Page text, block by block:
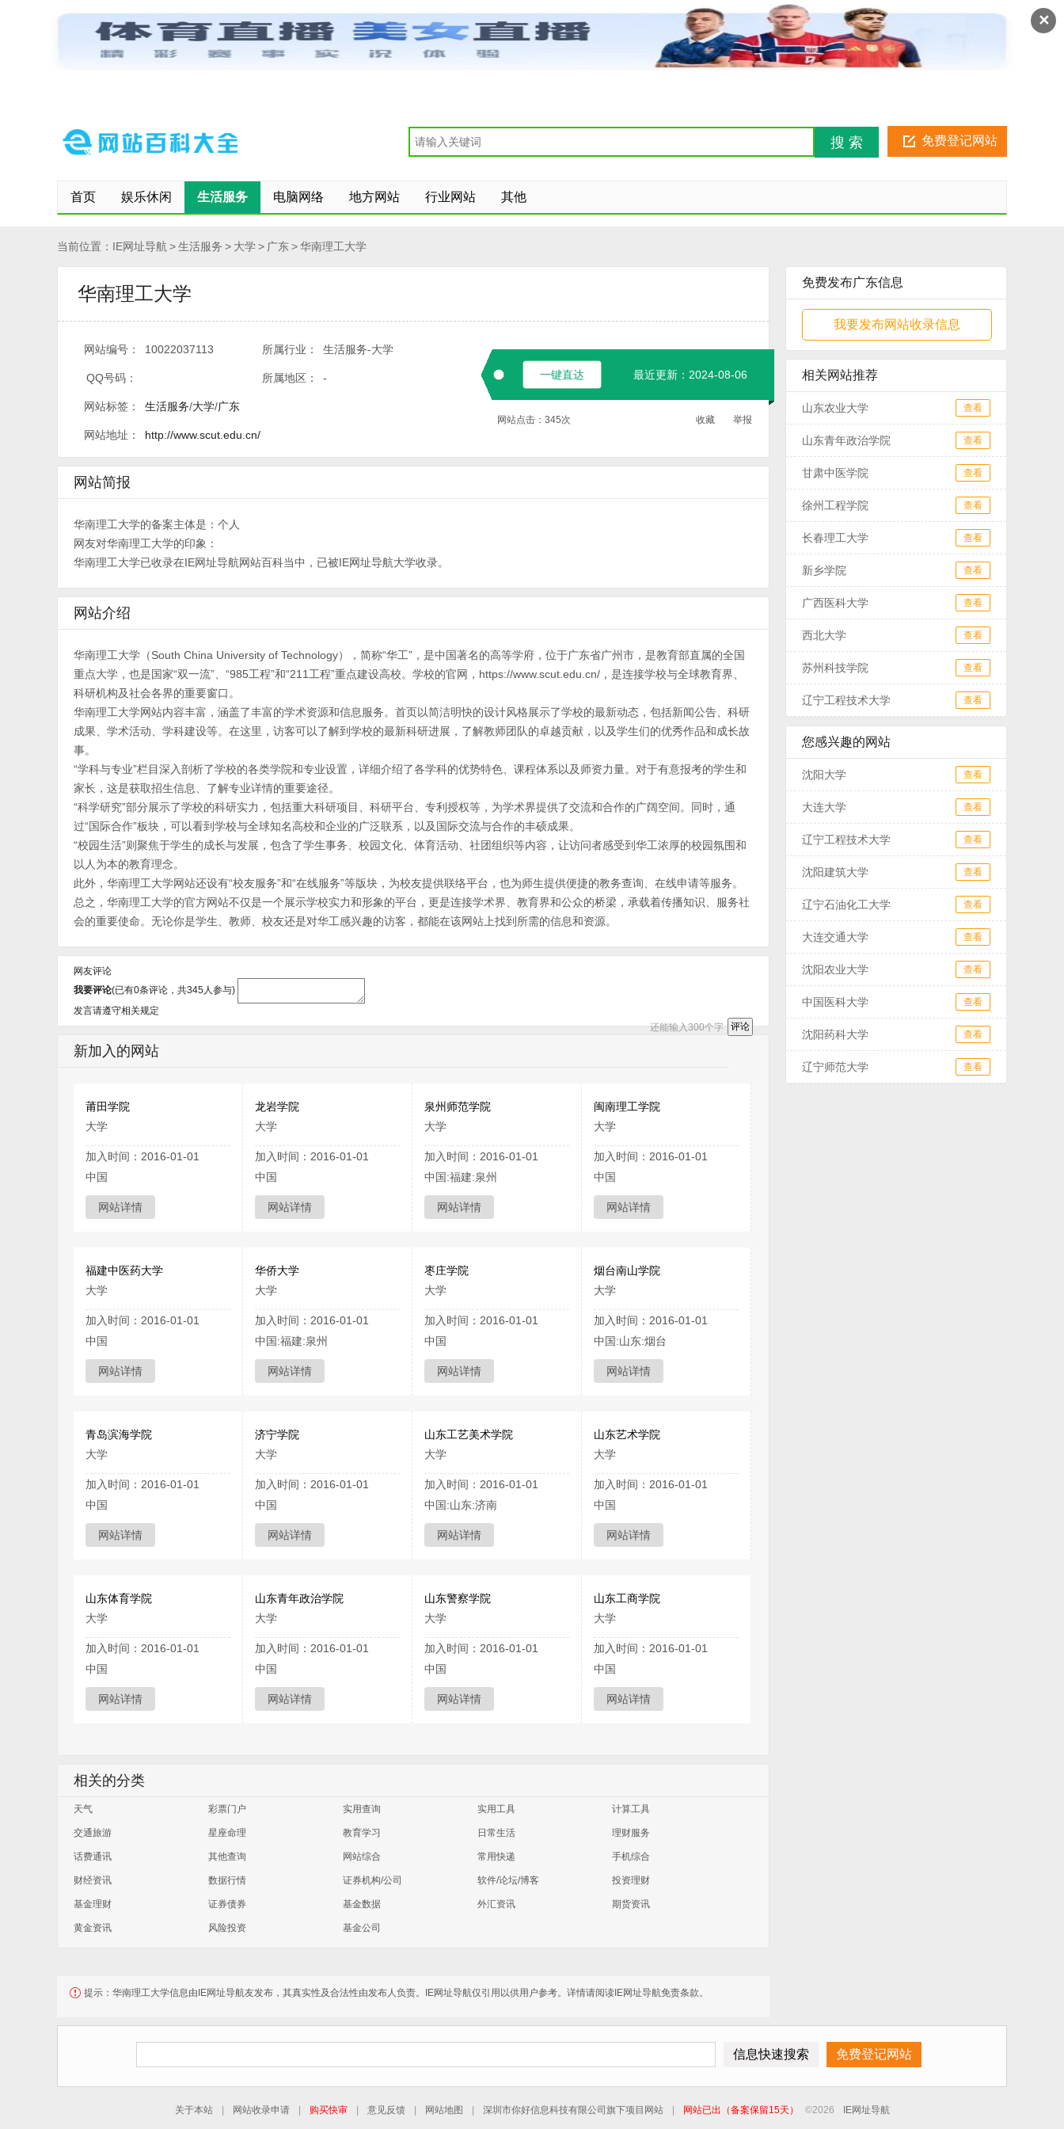
✕
网站首页 保存到桌面 快速登记网站 修改/删除信息 注册 登录 金币俱乐部
免费登记网站
搜 索
首页 娱乐休闲 生活服务 电脑网络 地方网站 行业网站 其他
当前位置： IE网址导航 >生活服务 > 大学> 广东>华南理工大学
华南理工大学
网站编号： 10022037113 所属行业： 生活服务-大学
QQ号码： 所属地区： -
网站标签： 生活服务/大学/广东
网站地址： http://www.scut.edu.cn/
一键直达 最近更新：2024-08-06
网站点击： 345次 收藏 举报
网站简报
华南理工大学的备案主体是：个人
网友对华南理工大学的印象：
华南理工大学已收录在IE网址导航网站百科当中，已被IE网址导航大学收录。
网站介绍
华南理工大学（South China University of Technology），简称“华工”，是中国著名的高等学府，位于广东省广州市，是教育部直属的全国
重点大学，也是国家“双一流”、“985工程”和“211工程”重点建设高校。学校的官网，https://www.scut.edu.cn/，是连接学校与全球教育界、
科研机构及社会各界的重要窗口。
华南理工大学网站内容丰富，涵盖了丰富的学术资源和信息服务。首页以简洁明快的设计风格展示了学校的最新动态，包括新闻公告、科研
成果、学术活动、学科建设等。在这里，访客可以了解到学校的最新科研进展，了解教师团队的卓越贡献，以及学生们的优秀作品和成长故
事。
“学科与专业”栏目深入剖析了学校的各类学院和专业设置，详细介绍了各学科的优势特色、课程体系以及师资力量。对于有意报考的学生和
家长，这是获取招生信息、了解专业详情的重要途径。
“科学研究”部分展示了学校的科研实力，包括重大科研项目、科研平台、专利授权等，为学术界提供了交流和合作的广阔空间。同时，通
过“国际合作”板块，可以看到学校与全球知名高校和企业的广泛联系，以及国际交流与合作的丰硕成果。
“校园生活”则聚焦于学生的成长与发展，包含了学生事务、校园文化、体育活动、社团组织等内容，让访问者感受到华工浓厚的校园氛围和
以人为本的教育理念。
此外，华南理工大学网站还设有“校友服务”和“在线服务”等版块，为校友提供联络平台，也为师生提供便捷的教务查询、在线申请等服务。
总之，华南理工大学的官方网站不仅是一个展示学校实力和形象的平台，更是连接学术界、教育界和公众的桥梁，承载着传播知识、服务社
会的重要使命。无论你是学生、教师、校友还是对华工感兴趣的访客，都能在该网站上找到所需的信息和资源。
网友评论
我要评论(已有0条评论，共345人参与)
发言请遵守相关规定
还能输入300个字
新加入的网站
莆田学院
大学
加入时间：2016-01-01
中国
网站详情
龙岩学院
大学
加入时间：2016-01-01
中国
网站详情
泉州师范学院
大学
加入时间：2016-01-01
中国:福建:泉州
网站详情
闽南理工学院
大学
加入时间：2016-01-01
中国
网站详情
福建中医药大学
大学
加入时间：2016-01-01
中国
网站详情
华侨大学
大学
加入时间：2016-01-01
中国:福建:泉州
网站详情
枣庄学院
大学
加入时间：2016-01-01
中国
网站详情
烟台南山学院
大学
加入时间：2016-01-01
中国:山东:烟台
网站详情
青岛滨海学院
大学
加入时间：2016-01-01
中国
网站详情
济宁学院
大学
加入时间：2016-01-01
中国
网站详情
山东工艺美术学院
大学
加入时间：2016-01-01
中国:山东:济南
网站详情
山东艺术学院
大学
加入时间：2016-01-01
中国
网站详情
山东体育学院
大学
加入时间：2016-01-01
中国
网站详情
山东青年政治学院
大学
加入时间：2016-01-01
中国
网站详情
山东警察学院
大学
加入时间：2016-01-01
中国
网站详情
山东工商学院
大学
加入时间：2016-01-01
中国
网站详情
相关的分类
天气 彩票门户 实用查询 实用工具 计算工具
交通旅游 星座命理 教育学习 日常生活 理财服务
话费通讯 其他查询 网站综合 常用快递 手机综合
财经资讯 数据行情 证券机构/公司 软件/论坛/博客 投资理财
基金理财 证券债券 基金数据 外汇资讯 期货资讯
黄金资讯 风险投资 基金公司
提示： 华南理工大学信息由IE网址导航友发布，其真实性及合法性由发布人负责。IE网址导航仅引用以供用户参考。详情请阅读IE网址导航免责条款。
免费发布广东信息
我要发布网站收录信息
相关网站推荐
山东农业大学 查看
山东青年政治学院 查看
甘肃中医学院 查看
徐州工程学院 查看
长春理工大学 查看
新乡学院 查看
广西医科大学 查看
西北大学 查看
苏州科技学院 查看
辽宁工程技术大学 查看
您感兴趣的网站
沈阳大学 查看
大连大学 查看
辽宁工程技术大学 查看
沈阳建筑大学 查看
辽宁石油化工大学 查看
大连交通大学 查看
沈阳农业大学 查看
中国医科大学 查看
沈阳药科大学 查看
辽宁师范大学 查看
关于本站 网站收录申请 购买快审 意见反馈 网站地图 深圳市你好信息科技有限公司旗下项目网站 网站已出（备案保留15天） ©2026 IE网址导航